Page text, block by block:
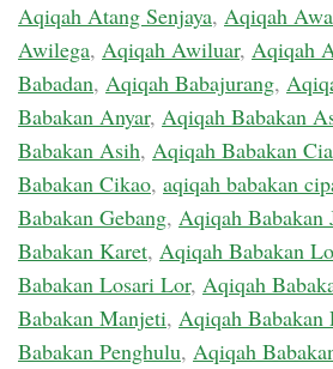
Aqiqah Atang Senjaya, Aqiqah
Awilega, Aqiqah Awiluar, Aqiqah
Babadan, Aqiqah Babajurang,
Babakan Anyar, Aqiqah Babakan
Babakan Asih, Aqiqah Babakan
Babakan Cikao, aqiqah babakan
Babakan Gebang, Aqiqah Babakan
Babakan Karet, Aqiqah Babakan
Babakan Losari Lor, Aqiqah
Babakan Manjeti, Aqiqah Babakan
Babakan Penghulu, Aqiqah